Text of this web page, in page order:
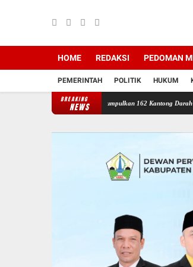
HOME REDAKSI PEDOMAN
PEMERINTAH POLITIK HUKUM
BREAKING
NEWS
Bireuen Berhasil Kumpulkan 162 Kantong Darah